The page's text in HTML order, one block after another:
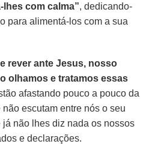
com calma”, dedicando-
para alimentá-los com a sua
rever ante Jesus, nosso
olhamos e tratamos essas
afastando pouco a pouco da
não escutam entre nós o seu
não lhes diz nada os nossos
e declarações.